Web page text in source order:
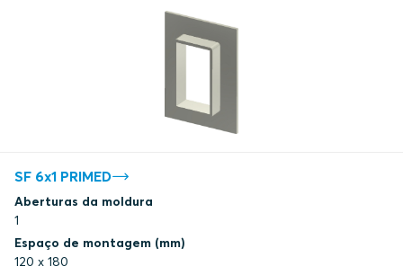
KRS Certificado em renovação
SF 6x1 PRIMED
Aberturas da moldura
1
Espaço de montagem (mm)
120 x 180